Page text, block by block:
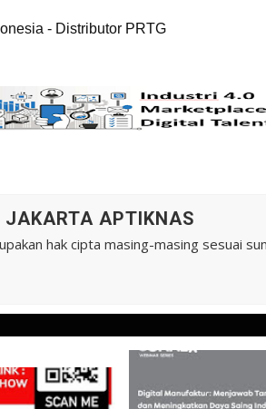
- Distributor PRTG
APTIKNAS
hak cipta masing-masing sesuai